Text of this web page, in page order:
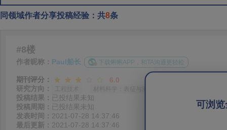
同领域作者分享投稿经验：共8条
可浏
#8楼
作者昵称： Paul船长 下载蝌蝌APP，和TA沟通更轻松
期刊评分：
6.0
研究方向：
投稿结果： 已投结果未知
投稿周期： 已投结果未知
发表时间： 2021-07-28 14:37:46
最后更新： 2021-07-28 14:37:46